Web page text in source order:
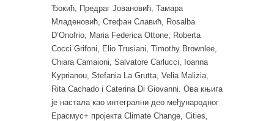
Ђокић, Предраг Јовановић, Тамара
Младеновић, Стефан Славић, Rosalba
D’Onofrio, Maria Federica Ottone, Roberta
Cocci Grifoni, Elio Trusiani, Timothy Brownlee,
Chiara Camaioni, Salvatore Carlucci, Ioanna
Kyprianou, Stefania La Grutta, Velia Malizia,
Rita Cachado i Caterina Di Giovanni. Ова књига
је настала као интегрални део међународног
Ерасмус+ пројекта Climate Change, Cities,